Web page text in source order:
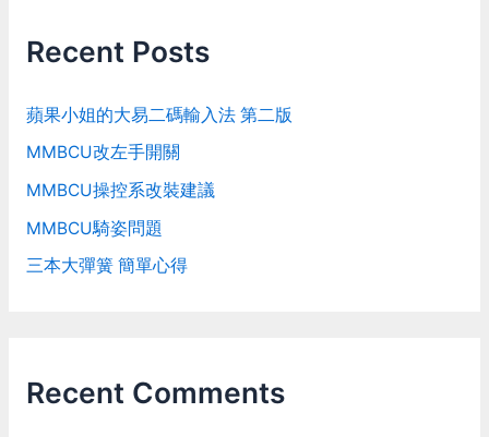
Recent Posts
蘋果小姐的大易二碼輸入法 第二版
MMBCU改左手開關
MMBCU操控系改裝建議
MMBCU騎姿問題
三本大彈簧 簡單心得
Recent Comments